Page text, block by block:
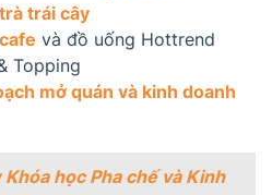
trái cây
và đồ uống Hottrend
Topping
mở quán và kinh doanh
Khóa học Pha chế và Kinh